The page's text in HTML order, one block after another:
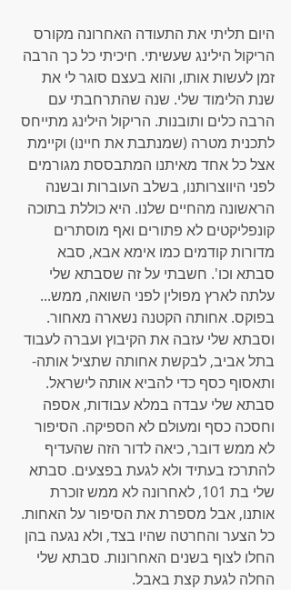
היום תליתי את התעודה האחרונה מקורס
הריקול הילינג שעשיתי. חיכיתי כל כך הרבה
זמן לעשות אותו, והוא בעצם סוגר לי את
שנת הלימוד שלי. שנה שהתרחבתי עם
הרבה כלים ותובנות. הריקול הילינג מתייחס
לתכנית מטרה (שמנתבת את חיינו) וקיימת
אצל כל אחד מאיתנו המתבססת מגורמים
לפני היווצרותנו, בשלב העוברות ובשנה
הראשונה מהחיים שלנו. היא כוללת בתוכה
קונפליקטים לא פתורים ואף מוסתרים
מדורות קודמים כמו אימא אבא, סבא
סבתא וכו'. חשבתי על זה שסבתא שלי
עלתה לארץ מפולין לפני השואה, ממש...
בפוקס. אחותה הקטנה נשארה מאחור.
וסבתא שלי עזבה את הקיבוץ ועברה לעבוד
בתל אביב, לבקשת אחותה שתציל אותה-
ותאסוף כסף כדי להביא אותה לישראל.
סבתא שלי עבדה במלא עבודות, אספה
וחסכה כסף ומעולם לא הספיקה. הסיפור
לא ממש דובר, כיאה לדור הזה שהעדיף
להתרכז בעתיד ולא לגעת בפצעים. סבתא
שלי בת 101, לאחרונה לא ממש זוכרת
אותנו, אבל מספרת את הסיפור על האחות.
כל הצער והחרטה שהיו בצד, ולא נגעה בהן
החלו לצוף בשנים האחרונות. סבתא שלי
החלה לגעת קצת באבל.